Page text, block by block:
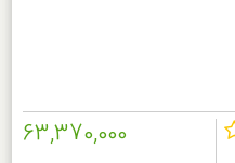
63,370,000